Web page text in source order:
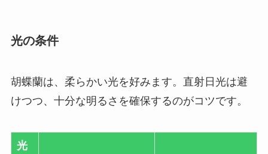
光の条件
胡蝶蘭は、柔らかい光を好みます。直射日光は避
けつつ、十分な明るさを確保するのがコツです。
光